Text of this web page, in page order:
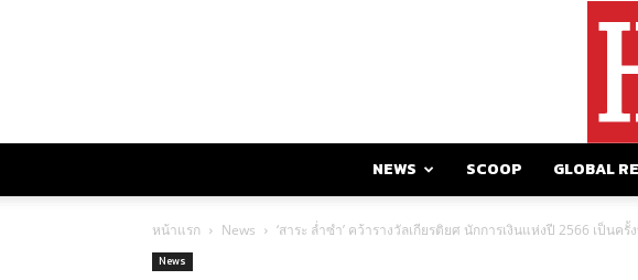
NEWS SCOOP GLOBAL
หน้าแรก News ‘สาระ ล่ำซำ’ คว้ารางวัลเกียรติยศ นักการเงินแห่งปี 2566 เป็นครั้
News